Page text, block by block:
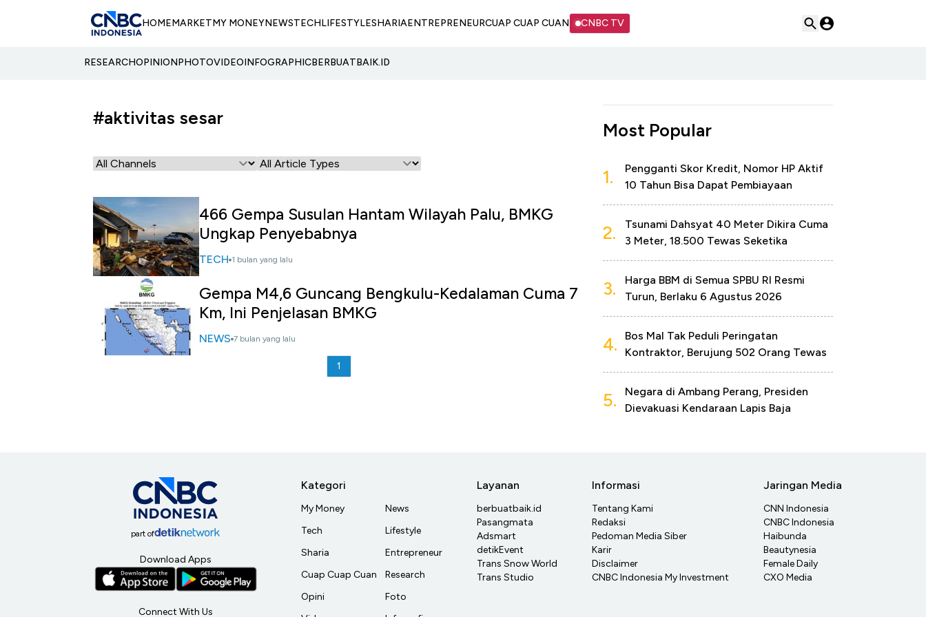
HOMEMARKETMY MONEYNEWSTECHLIFESTYLESHARIAENTREPRENEURCUAP CUAP CUAN CNBC TV
RESEARCHOPINIONPHOTOVIDEOINFOGRAPHICBERBUATBAIK.ID
#aktivitas sesar
466 Gempa Susulan Hantam Wilayah Palu, BMKG
Ungkap Penyebabnya
TECH 1 bulan yang lalu
Gempa M4,6 Guncang Bengkulu-Kedalaman Cuma 7
Km, Ini Penjelasan BMKG
NEWS 7 bulan yang lalu
1
Most Popular
1.
Pengganti Skor Kredit, Nomor HP Aktif
10 Tahun Bisa Dapat Pembiayaan
2.
Tsunami Dahsyat 40 Meter Dikira Cuma
3 Meter, 18.500 Tewas Seketika
3.
Harga BBM di Semua SPBU RI Resmi
Turun, Berlaku 6 Agustus 2026
4.
Bos Mal Tak Peduli Peringatan
Kontraktor, Berujung 502 Orang Tewas
5.
Negara di Ambang Perang, Presiden
Dievakuasi Kendaraan Lapis Baja
part of
Download Apps
Connect With Us
Kategori
My Money
Tech
Sharia
Cuap Cuap Cuan
Opini
News
Lifestyle
Entrepreneur
Research
Foto
Layanan
berbuatbaik.id
Pasangmata
Adsmart
detikEvent
Trans Snow World
Trans Studio
Informasi
Tentang Kami
Redaksi
Pedoman Media Siber
Karir
Disclaimer
CNBC Indonesia My Investment
Jaringan Media
CNN Indonesia
CNBC Indonesia
Haibunda
Beautynesia
Female Daily
CXO Media